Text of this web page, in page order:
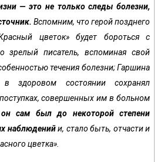
— это не только следы болезни,
Вспомним, что герой позд­него
цветок» будет бороть­ся с
писатель, вспоминая свой
течения болезни; Гаршина
состоянии сохранял
совершенных им в боль­ном
сам был до некоторой степени
наблюденийи, стало быть, отча­сти и
цветка».